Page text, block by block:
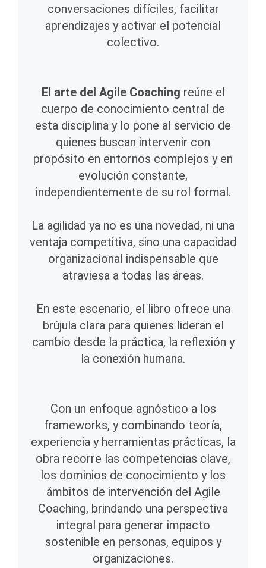
conversaciones difíciles, facilitar
aprendizajes y activar el potencial
colectivo.
El arte del Agile Coaching reúne el
cuerpo de conocimiento central de
esta disciplina y lo pone al servicio de
quienes buscan intervenir con
propósito en entornos complejos y en
evolución constante,
independientemente de su rol formal.
La agilidad ya no es una novedad, ni una
ventaja competitiva, sino una capacidad
organizacional indispensable que
atraviesa a todas las áreas.
En este escenario, el libro ofrece una
brújula clara para quienes lideran el
cambio desde la práctica, la reflexión y
la conexión humana.
Con un enfoque agnóstico a los
frameworks, y combinando teoría,
experiencia y herramientas prácticas, la
obra recorre las competencias clave,
los dominios de conocimiento y los
ámbitos de intervención del Agile
Coaching, brindando una perspectiva
integral para generar impacto
sostenible en personas, equipos y
organizaciones.